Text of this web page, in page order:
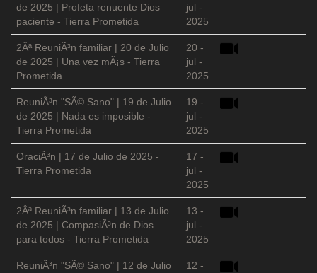
de 2025 | Profeta renuente Dios
paciente - Tierra Prometida
jul -
2025
2Âª ReuniÃ³n familiar | 20 de Julio
de 2025 | Una vez mÃ¡s - Tierra
Prometida
20 -
jul -
2025
ReuniÃ³n "SÃ© Sano" | 19 de Julio
de 2025 | Nada es imposible -
Tierra Prometida
19 -
jul -
2025
OraciÃ³n | 17 de Julio de 2025 -
Tierra Prometida
17 -
jul -
2025
2Âª ReuniÃ³n familiar | 13 de Julio
de 2025 | CompasiÃ³n de Dios
para todos - Tierra Prometida
13 -
jul -
2025
ReuniÃ³n "SÃ© Sano" | 12 de Julio
12 -